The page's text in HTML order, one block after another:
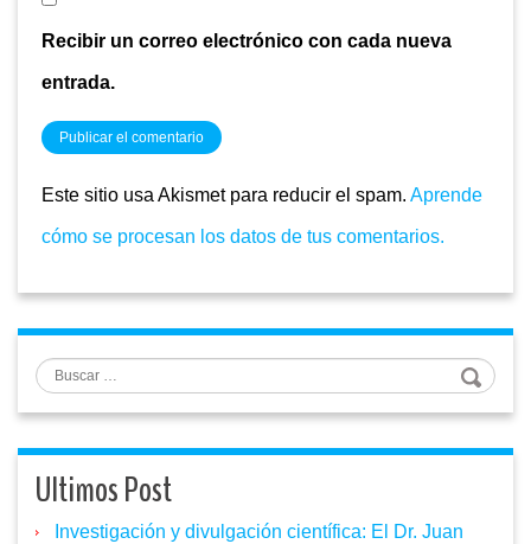
Recibir un correo electrónico con cada nueva
entrada.
Este sitio usa Akismet para reducir el spam. Aprende
cómo se procesan los datos de tus comentarios.
Buscar
Ultimos Post
Investigación y divulgación científica: El Dr. Juan